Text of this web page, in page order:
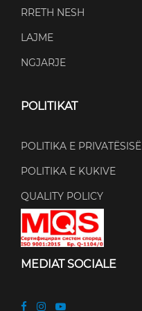
RRETH NESH
LAJME
NGJARJE
POLITIKAT
POLITIKA E PRIVATËSISË
POLITIKA E KUKIVE
QUALITY POLICY
MEDIAT SOCIALE